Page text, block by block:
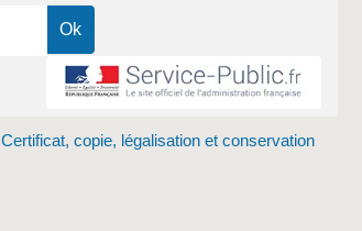
Certificat, copie, légalisation et conservation